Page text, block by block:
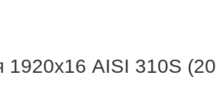
1920х16 AISI 310S